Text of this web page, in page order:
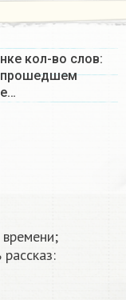
кол-во слов:
прошедшем